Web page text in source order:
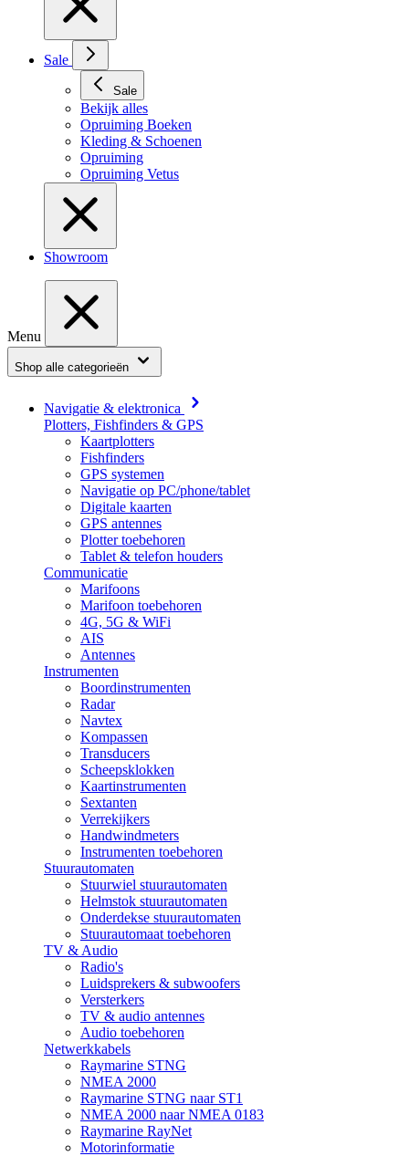
Sale
Sale
Bekijk alles
Opruiming Boeken
Kleding & Schoenen
Opruiming
Opruiming Vetus
Showroom
Menu
Shop alle categorieën
Navigatie & elektronica
Plotters, Fishfinders & GPS
Kaartplotters
Fishfinders
GPS systemen
Navigatie op PC/phone/tablet
Digitale kaarten
GPS antennes
Plotter toebehoren
Tablet & telefon houders
Communicatie
Marifoons
Marifoon toebehoren
4G, 5G & WiFi
AIS
Antennes
Instrumenten
Boordinstrumenten
Radar
Navtex
Kompassen
Transducers
Scheepsklokken
Kaartinstrumenten
Sextanten
Verrekijkers
Handwindmeters
Instrumenten toebehoren
Stuurautomaten
Stuurwiel stuurautomaten
Helmstok stuurautomaten
Onderdekse stuurautomaten
Stuurautomaat toebehoren
TV & Audio
Radio's
Luidsprekers & subwoofers
Versterkers
TV & audio antennes
Audio toebehoren
Netwerkkabels
Raymarine STNG
NMEA 2000
Raymarine STNG naar ST1
NMEA 2000 naar NMEA 0183
Raymarine RayNet
Motorinformatie